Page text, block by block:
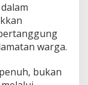
warga.
bukan